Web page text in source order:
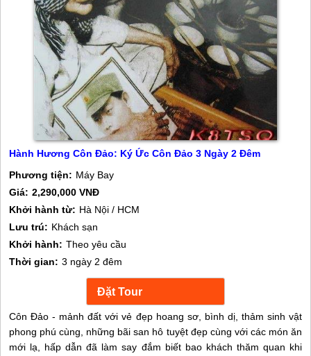
Hành Hương Côn Đảo: Ký Ức Côn Đảo 3 Ngày 2 Đêm
Phương tiện: Máy Bay
Giá: 2,290,000 VNĐ
Khởi hành từ: Hà Nội / HCM
Lưu trú: Khách sạn
Khởi hành: Theo yêu cầu
Thời gian: 3 ngày 2 đêm
Côn Đảo - mảnh đất với vẻ đẹp hoang sơ, bình dị, thảm sinh vật
phong phú cùng, những bãi san hô tuyệt đẹp cùng với các món ăn
mới lạ, hấp dẫn đã làm say đắm biết bao khách thăm quan khi